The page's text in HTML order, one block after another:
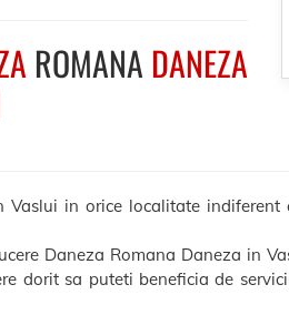
ROMANA DANEZA
Vaslui in orice localitate
Daneza Romana Daneza in
dorit sa puteti beneficia de